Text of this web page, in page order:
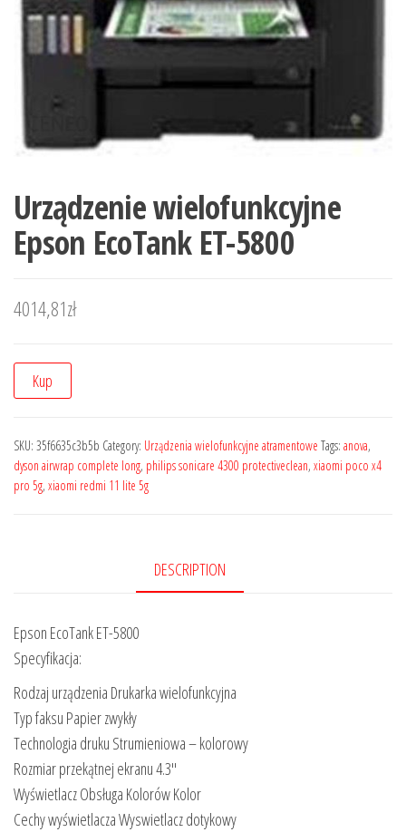
Urządzenie wielofunkcyjne
Epson EcoTank ET-5800
4014,81zł
Kup
SKU: 35f6635c3b5b Category: Urządzenia wielofunkcyjne atramentowe Tags: anova,
dyson airwrap complete long, philips sonicare 4300 protectiveclean, xiaomi poco x4
pro 5g, xiaomi redmi 11 lite 5g
DESCRIPTION
Epson EcoTank ET-5800
Specyfikacja:
Rodzaj urządzenia Drukarka wielofunkcyjna
Typ faksu Papier zwykły
Technologia druku Strumieniowa – kolorowy
Rozmiar przekątnej ekranu 4.3″
Wyświetlacz Obsługa Kolorów Kolor
Cechy wyświetlacza Wyswietlacz dotykowy